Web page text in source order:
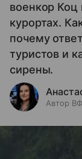
военкор Коц
курортах.
почему
туристов и
сирены.
Автор